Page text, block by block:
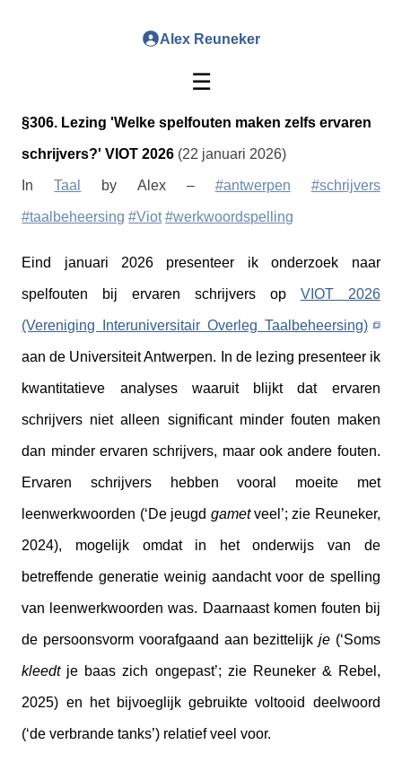
Alex Reuneker
☰
§306. Lezing 'Welke spelfouten maken zelfs ervaren
schrijvers?' VIOT 2026 (22 januari 2026)
InTaal by Alex – #antwerpen #schrijvers
#taalbeheersing #Viot #werkwoordspelling
Eind januari 2026 presenteer ik onderzoek naar
spelfouten bij ervaren schrijvers op VIOT 2026
(Vereniging Interuniversitair Overleg Taalbeheersing)
aan de Universiteit Antwerpen. In de lezing presenteer ik
kwantitatieve analyses waaruit blijkt dat ervaren
schrijvers niet alleen significant minder fouten maken
dan minder ervaren schrijvers, maar ook andere fouten.
Ervaren schrijvers hebben vooral moeite met
leenwerkwoorden (‘De jeugd gametveel’; zie Reuneker,
2024), mogelijk omdat in het onderwijs van de
betreffende generatie weinig aandacht voor de spelling
van leenwerkwoorden was. Daarnaast komen fouten bij
de persoonsvorm voorafgaand aan bezittelijk je(‘Soms
kleedtje baas zich ongepast’; zie Reuneker & Rebel,
2025) en het bijvoeglijk gebruikte voltooid deelwoord
(‘de verbrande tanks’) relatief veel voor.